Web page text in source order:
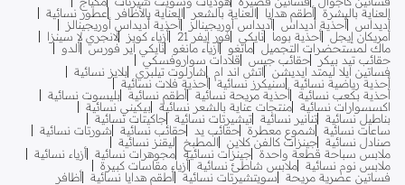
العناية بالبشرة أطقم هدايا العناية بالشعر العناية بالأظافر
عطور نسائية
أديداس أحذية أديداس أديداس أوريجينالز
أحذية أديداس أوريجينالز
أمريكان إيجل أحذية بوما نايكي فور إيفر 21 أزياء كويز
لانجري لا سينزا
ماك لمستحضرات التجميل مانغو أزياء مانغو نايكي اير فورس ألدو
حقائب تيد بيكر
حقائب جيس
قلادات سواروفسكي
فساتين ايلا ليمتد ايديشن
اتش اند ام شارلوت تيلبري بلايز نسائية
أحذية رياضية نسائية
سنيكرز نسائية أحذية فلات نسائية
أحذية بكعب نسائية أحذية مريحة نسائية أطقم نسائية بليسوت نسائية
اكسسوارات نسائية منتجات عناية بالشعر نسائية بيكيني نسائية
بناطيل نسائية تنانير نسائية تيشيرتات نسائية جاكيتات نسائية
ساعات نسائية
شموع معطرة حقائب يد حقائب نسائية
شورتات نسائية
صنادل نسائية جينزات كالفن كلاين المطبخ
ليقنز نسائية
ملابس سباحة قطعة واحدة جينزات نسائية مجوهرات نسائية أزياء نسائية
ملابس نوم نسائية ملابس شاطئ نسائية أزياء مقاسات كبيرة
فساتين عصرية مريحة
سويتشيرتات نسائية أطقم هدايا نسائية أظافر